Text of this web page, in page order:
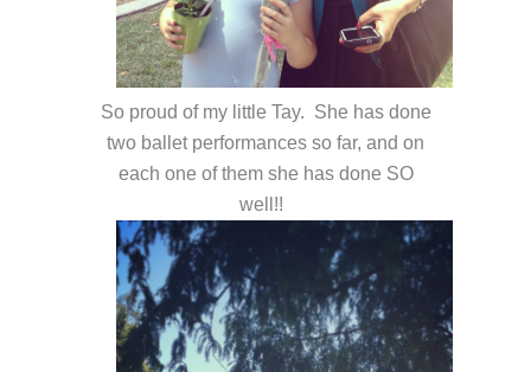
So proud of my little Tay. She has done
two ballet performances so far, and on
each one of them she has done SO
well!!